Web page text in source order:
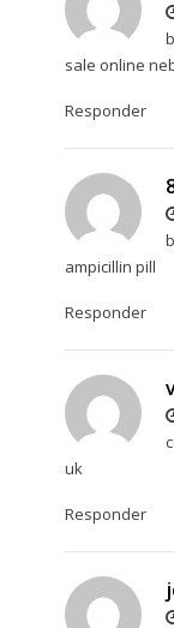
sale online
Responder
ampicillin pill
Responder
uk
Responder